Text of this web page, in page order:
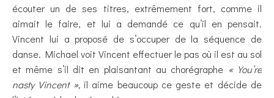
écouter un de ses titres, extrêmement fort, comme il
aimait le faire, et lui a demandé ce qu’il en pensait.
Vincent lui a proposé de s’occuper de la séquence de
danse. Michael voit Vincent effectuer le pas où il est au sol
et même s’il dit en plaisantant au chorégraphe « You’re
nasty Vincent »,il aime beaucoup ce geste et décide de